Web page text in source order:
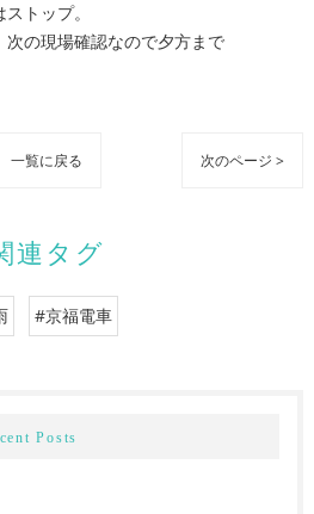
トップ。
の現場確認なので夕方まで
一覧に戻る 次のページ >
連タグ
#京福電車
Posts